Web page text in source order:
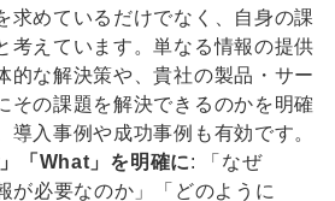
求めているだけでなく、自身の課
考えています。単なる情報の提供
的な解決策や、貴社の製品・サー
その課題を解決できるのかを明確
導入事例や成功事例も有効です。
「What」を明確に: 「なぜ
が必要なのか」「どのように